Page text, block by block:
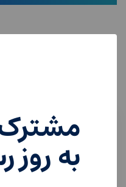
به روز